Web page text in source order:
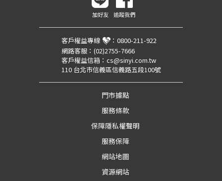
加好友 追蹤我們
客戶權益專線 ： 0800-211-922
網路客服： (02)2755-7666
客戶權益信箱： cs@sinyi.com.tw
110 台北市信義區信義路五段100號
門市據點
服務條款
保障隱私權聲明
服務保障
網站地圖
資源網站